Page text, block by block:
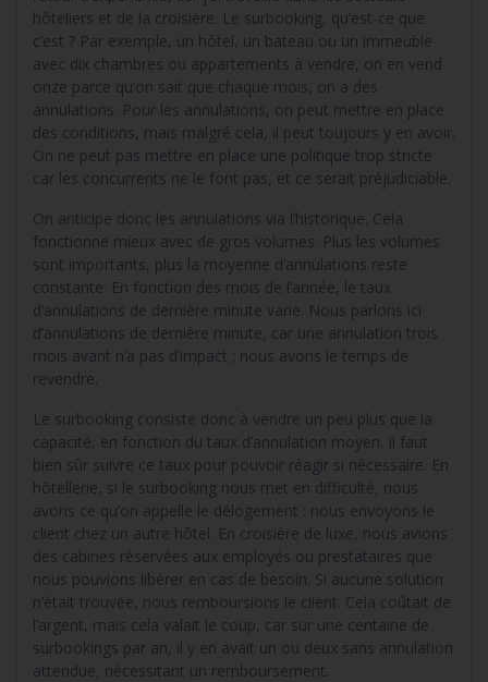
hôteliers et de la croisière. Le surbooking, qu’est-ce que
c’est ? Par exemple, un hôtel, un bateau ou un immeuble
avec dix chambres ou appartements à vendre, on en vend
onze parce qu’on sait que chaque mois, on a des
annulations. Pour les annulations, on peut mettre en place
des conditions, mais malgré cela, il peut toujours y en avoir.
On ne peut pas mettre en place une politique trop stricte
car les concurrents ne le font pas, et ce serait préjudiciable.
On anticipe donc les annulations via l’historique. Cela
fonctionne mieux avec de gros volumes. Plus les volumes
sont importants, plus la moyenne d’annulations reste
constante. En fonction des mois de l’année, le taux
d’annulations de dernière minute varie. Nous parlons ici
d’annulations de dernière minute, car une annulation trois
mois avant n’a pas d’impact ; nous avons le temps de
revendre.
Le surbooking consiste donc à vendre un peu plus que la
capacité, en fonction du taux d’annulation moyen. Il faut
bien sûr suivre ce taux pour pouvoir réagir si nécessaire. En
hôtellerie, si le surbooking nous met en difficulté, nous
avons ce qu’on appelle le délogement : nous envoyons le
client chez un autre hôtel. En croisière de luxe, nous avions
des cabines réservées aux employés ou prestataires que
nous pouvions libérer en cas de besoin. Si aucune solution
n’était trouvée, nous remboursions le client. Cela coûtait de
l’argent, mais cela valait le coup, car sur une centaine de
surbookings par an, il y en avait un ou deux sans annulation
attendue, nécessitant un remboursement.